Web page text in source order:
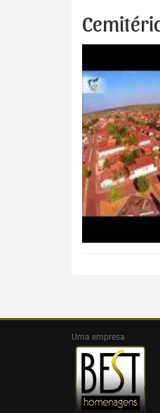
Uma empresa